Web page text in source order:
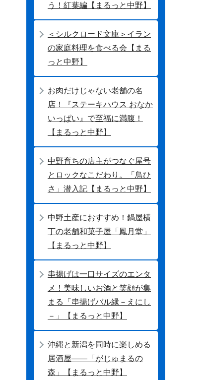
う！紅葉編【まるっと中野】
＜シルクロード文庫＞イラン
の家庭料理を食べる会【まる
っと中野】
お肉だけじゃない老舗の名
店！『ステーキハウス おなか
いっぱい』で至福に満腹！
【まるっと中野】
中野育ちの店主がつなぐ屋号
とロックなこだわり。「鳥ひ
さ」潜入記【まるっと中野】
中野土産におすすめ！鍋屋横
丁の老舗和菓子屋「鳳月堂」
【まるっと中野】
串揚げは一口サイズのエンタ
メ！美味しいお酒と笑顔が集
まる「串揚げバル縁－えにし
－」【まるっと中野】
沖縄と新潟を同時に楽しめる
居酒屋――「がじゅまるの
森」【まるっと中野】